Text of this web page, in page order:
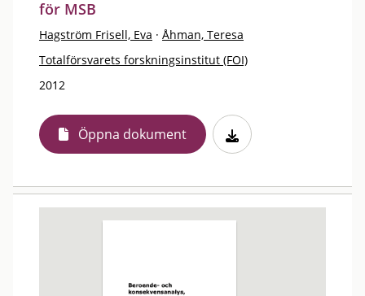
för MSB
Hagström Frisell, Eva · Åhman, Teresa
Totalförsvarets forskningsinstitut (FOI)
2012
Öppna dokument